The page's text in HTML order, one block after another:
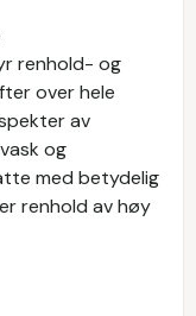
renhold- og
over hele
av
og
med betydelig
renhold av høy